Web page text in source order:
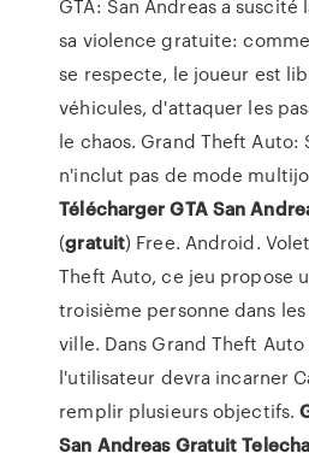
GTA: San Andreas a
sa violence gratuite:
se respecte, le joueur est
véhicules, d'attaquer les
le chaos. Grand Theft Auto:
n'inclut pas de mode
Télécharger GTA San
(gratuit) Free. Android.
Theft Auto, ce jeu propose
troisième personne dans
ville. Dans Grand Theft Auto
l'utilisateur devra incarner
remplir plusieurs objectifs.
San Andreas Gratuit